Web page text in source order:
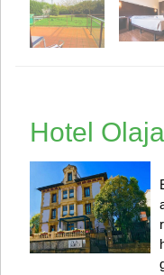
Hotel